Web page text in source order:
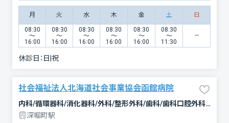
月 火 水 木 金 土 日
08:30
〜
16:00
08:30
〜
16:00
08:30
〜
16:00
08:30
〜
16:00
08:30
〜
16:00
08:30
〜
11:30
休診日： 日|祝
社会福祉法人北海道社会事業協会函館病院
内科/循環器科/消化器科/外科/整形外科/歯科/歯科口腔外科/リハビリテーション/放射線科/麻酔科
深堀町駅